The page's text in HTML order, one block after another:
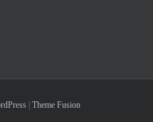
| Theme Fusion